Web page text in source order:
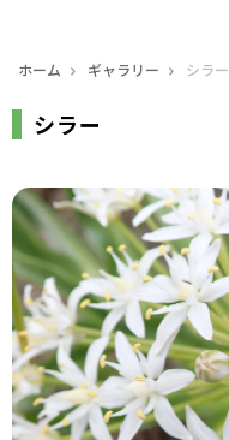
ホーム ギャラリー シラー
シラー